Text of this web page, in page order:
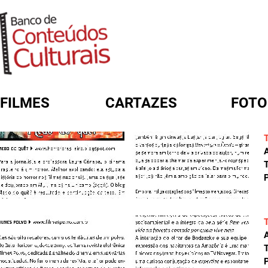
FILMES CARTAZES
FORMULÁRIO DE BUSCA